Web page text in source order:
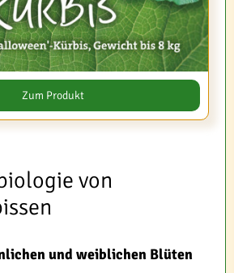
Zum Produkt
von
und weiblichen Blüten